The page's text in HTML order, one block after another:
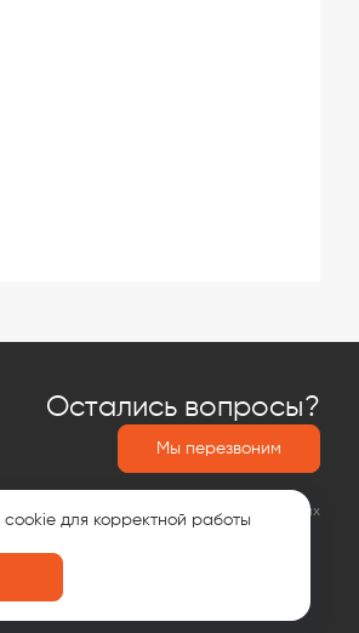
Остались вопросы?
Мы перезвоним
Политика обработки персональных данных
для корректной работы